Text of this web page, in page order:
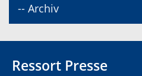
-- Archiv
Ressort Presse